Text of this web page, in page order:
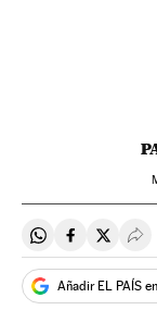
Compartir en
Compartir
Añadir EL PAÍS